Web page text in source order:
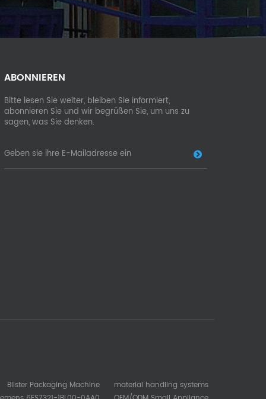
ABONNIEREN
Bitte lesen Sie weiter, bleiben Sie informiert,
abonnieren Sie und wir begrüßen Sie, um uns zu
sagen, was Sie denken.
Blister Packaging Machine
material handling systems